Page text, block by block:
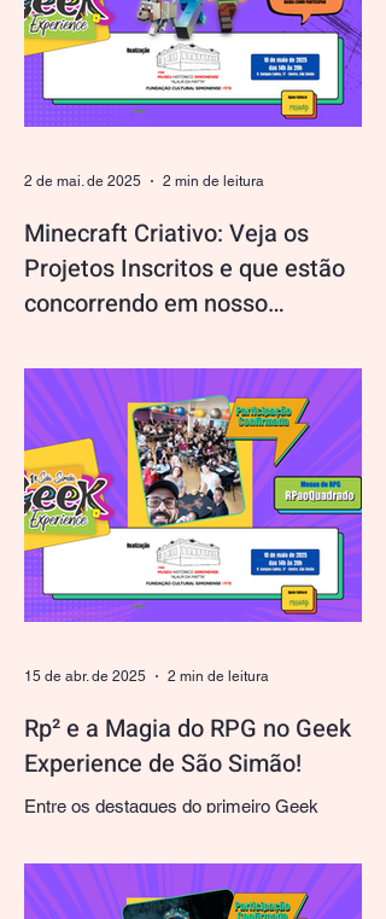
Minecraft Criativo: Veja os
Projetos Inscritos e que estão
concorrendo em nosso
estamos vibrando com a criatividade dos
participantes do concurso de Minecraft. A
proposta desafiou...
2 de mai. de 2025 2 min de leitura
Rp² e a Magia do RPG no Geek
Experience de São Simão!
Entre os destaques do primeiro Geek
Rp² promete encantar os fãs de cultura
pop e aventureiros...
15 de abr. de 2025 2 min de leitura